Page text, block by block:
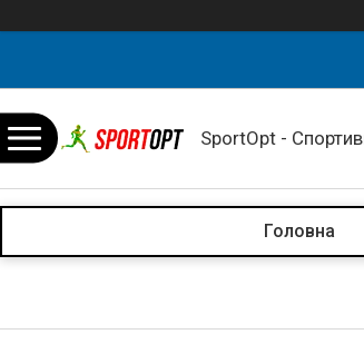
SportOpt -
Головна